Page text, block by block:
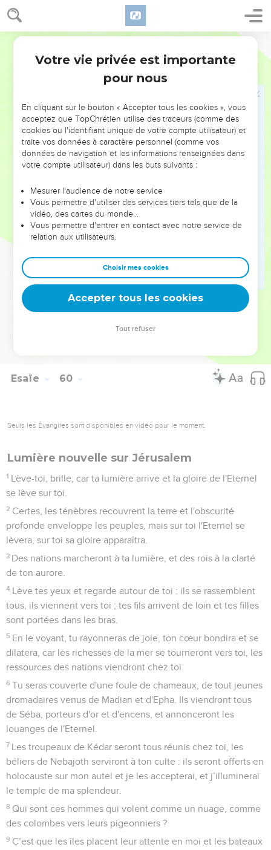
Esaïe 59
L'intervention du Seigneur
La vérité est devenue rare et celui qui s’écarte du mal est
victime de pillages. L'Eternel voit avec indignation qu'il n'y a
plus de droiture.
Il constate qu'il n'y a personne, il est consterné en voyant
qu’il n’y a personne pour intercéder, alors son bras lui assure
le salut et sa justice lui sert de soutien.
Il enfile la justice comme une cuirasse et met sur sa tête le
casque du salut ; il prend la vengeance pour vêtement et
s’enveloppe du zèle comme d'un manteau.
Il paiera à chacun le salaire qu’il mérite : la colère à ses
aussi aux îles le salaire qu’elles méritent.
On craindra le nom de l'Eternel à l'ouest et sa gloire à l’est.
Quand l'adversaire surgira, pareil à un fleuve, l'Esprit de
l'Eternel le mettra en fuite.
*Le libérateur viendra pour Sion, pour ceux de Jacob qui
renoncent à leur révolte, déclare l'Eternel.
Quant à moi, telle sera mon alliance avec eux, dit
l'Eternel : mon Esprit, qui repose sur toi, et mes paroles,
celles que j'ai mises dans ta bouche, ne quitteront pas ta
Esaïe 60
Seuls les Évangiles sont disponibles en vidéo pour le moment.
Lumière nouvelle sur Jérusalem
1 Lève-toi, brille, car ta lumière arrive et la gloire de l'Eternel
se lève sur toi.
2 Certes, les ténèbres recouvrent la terre et l'obscurité
profonde enveloppe les peuples, mais sur toi l'Eternel se
lèvera, sur toi sa gloire apparaîtra.
3 Des nations marcheront à ta lumière, et des rois à la clarté
de ton aurore.
4 Lève tes yeux et regarde autour de toi : ils se rassemblent
tous, ils viennent vers toi ; tes fils arrivent de loin et tes filles
sont portées dans les bras.
5 En le voyant, tu rayonneras de joie, ton cœur bondira et se
dilatera, car les richesses de la mer se tourneront vers toi, les
ressources des nations viendront chez toi.
6 Tu seras couverte d'une foule de chameaux, de tout jeunes
dromadaires venus de Madian et d'Epha. Ils viendront tous
de Séba, porteurs d'or et d'encens, et annonceront les
louanges de l'Eternel.
7 Les troupeaux de Kédar seront tous réunis chez toi, les
béliers de Nebajoth serviront à ton culte : ils seront offerts en
holocauste sur mon autel et je les accepterai, et j’illuminerai
le temple de ma splendeur.
8 Qui sont ces hommes qui volent comme un nuage, comme
des colombes vers leurs pigeonniers ?
9 C’est que les îles placent leur attente en moi et les bateaux
Votre vie privée est importante
pour nous
En cliquant sur le bouton « Accepter tous les cookies », vous
acceptez que TopChrétien utilise des traceurs (comme des
cookies ou l'identifiant unique de votre compte utilisateur) et
traite vos données à caractère personnel (comme vos
données de navigation et les informations renseignées dans
votre compte utilisateur) dans les buts suivants :
Mesurer l'audience de notre service
Vous permettre d'utiliser des services tiers tels que de la
vidéo, des cartes du monde…
Vous permettre d'entrer en contact avec notre service de
relation aux utilisateurs.
Choisir mes cookies
Accepter tous les cookies
Tout refuser